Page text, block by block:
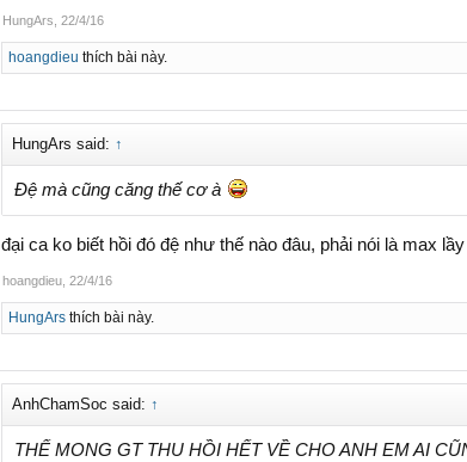
HungArs 22/4/16
hoangdieu thích bài này.
HungArs said: ↑
Đệ mà cũng căng thế cơ à
đại ca ko biết hồi đó đệ như thế nào đâu, phải nói là max lầy
hoangdieu 22/4/16
HungArs thích bài này.
AnhChamSoc said: ↑
THẾ MONG GT THU HỒI HẾT VỀ CHO ANH EM AI